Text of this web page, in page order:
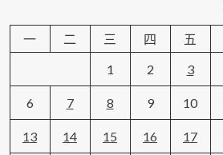
字:
一
二 三 四 五
1
2 3
6 7 8 9 10
13 14 15 16 17